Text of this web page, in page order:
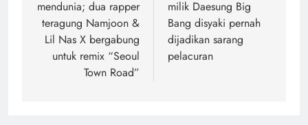
mendunia; dua rapper
teragung Namjoon &
Lil Nas X bergabung
untuk remix “Seoul
Town Road”
milik Daesung Big
Bang disyaki pernah
dijadikan sarang
pelacuran